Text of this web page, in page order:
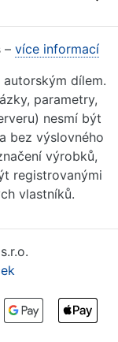
– více informací
dílem.
parametry,
nesmí být
bez výslovného
výrobků,
registrovanými
vlastníků.